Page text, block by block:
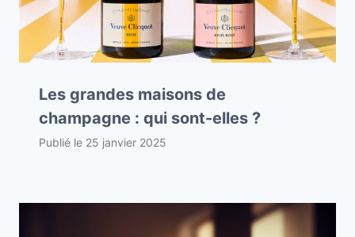
Les grandes maisons de
champagne : qui sont-elles ?
Publié le 25 janvier 2025